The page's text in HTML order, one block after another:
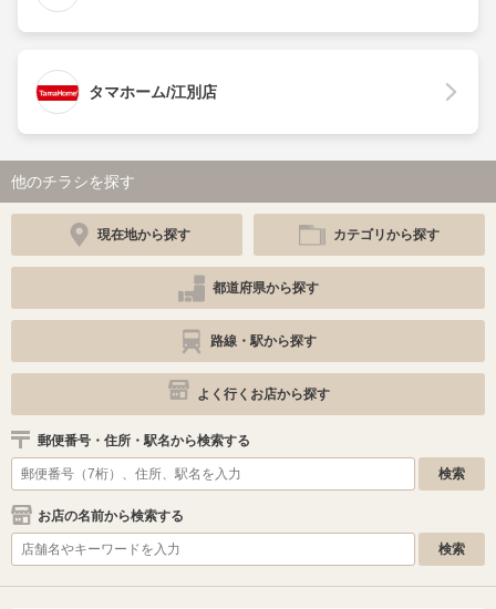
タマホーム/江別店
他のチラシを探す
現在地から探す カテゴリから探す
都道府県から探す
路線・駅から探す
よく行くお店から探す
郵便番号・住所・駅名から検索する
お店の名前から検索する